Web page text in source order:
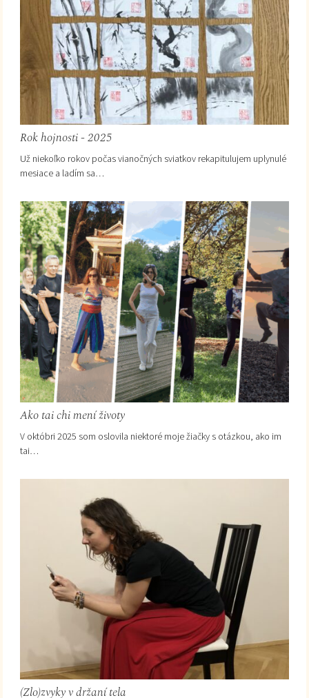
Rok hojnosti - 2025
Už niekoľko rokov počas vianočných sviatkov rekapitulujem uplynulé
mesiace a ladím sa…
Ako tai chi mení životy
V októbri 2025 som oslovila niektoré moje žiačky s otázkou, ako im
tai…
(Zlo)zvyky v držaní tela